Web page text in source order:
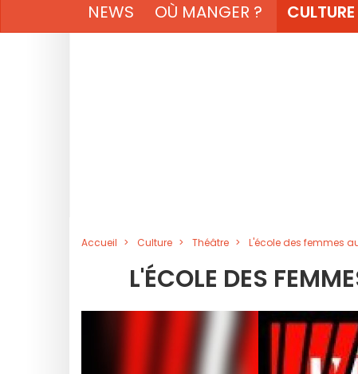
NEWS OÙ MANGER ? CULTURE
Accueil Culture Théâtre L'école des femmes
L'ÉCOLE DES